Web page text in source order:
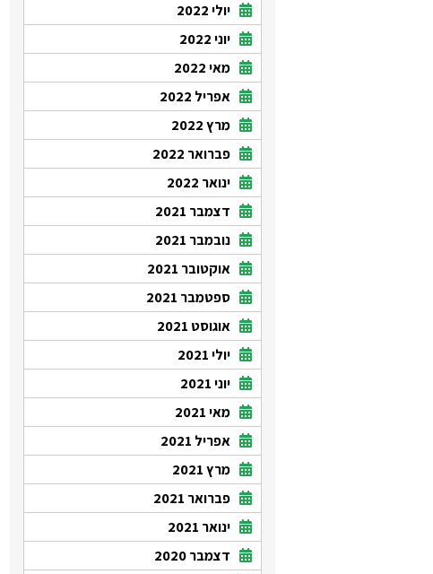
יולי 2022
יוני 2022
מאי 2022
אפריל 2022
מרץ 2022
פברואר 2022
ינואר 2022
דצמבר 2021
נובמבר 2021
אוקטובר 2021
ספטמבר 2021
אוגוסט 2021
יולי 2021
יוני 2021
מאי 2021
אפריל 2021
מרץ 2021
פברואר 2021
ינואר 2021
דצמבר 2020